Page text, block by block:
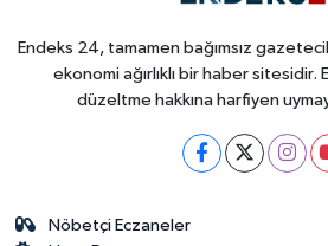
Endeks 24, tamamen bağımsız
ekonomi ağırlıklı bir haber
düzeltme hakkına harfiyen
Nöbetçi Eczaneler